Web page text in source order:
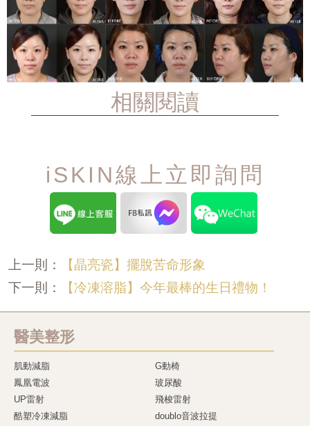
相關閱讀
iSKIN線上立即詢問
上一則： 【晶亮瓷】擺脫苦命形象
下一則： 【冷凍溶脂】今年最棒的生日禮物！
醫美整形
肌動減脂
G動椅
鳳凰電波
玻尿酸
UP雷射
飛梭雷射
酷塑冷凍減脂
doublo音波拉提